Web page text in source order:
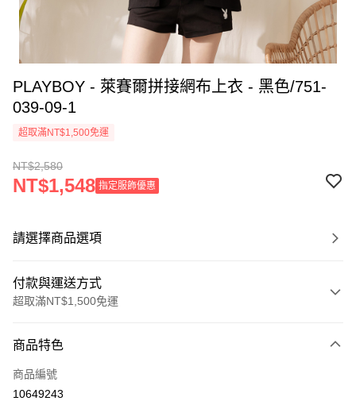
PLAYBOY - 萊賽爾拼接網布上衣 - 黑色/751-
039-09-1
超取滿NT$1,500免運
NT$2,580
NT$1,548 指定服飾優惠
請選擇商品選項
付款與運送方式
超取滿NT$1,500免運
信用卡一次付款
超商取貨付款
商品特色
商品編號
10649243